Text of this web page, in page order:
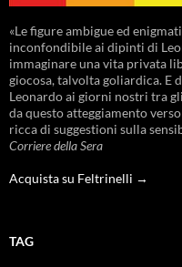
«Le figure ambigue ed
inconfondibile ai dipinti di
immaginare una vita privata
giocosa, talvolta goliardica. E
Leonardo ai giorni nostri tra
da questo atteggiamento
ricca di suggestioni sulla
Corriere della Sera
Acquista su Feltrinelli →
TAG